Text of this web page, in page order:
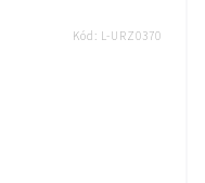
Kód: L-URZ0370